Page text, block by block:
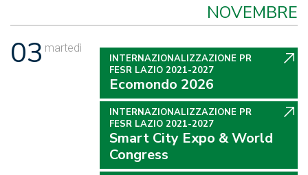
NOVEMBRE
03 martedì
INTERNAZIONALIZZAZIONE PR
FESR LAZIO 2021-2027
Ecomondo 2026
INTERNAZIONALIZZAZIONE PR
FESR LAZIO 2021-2027
Smart City Expo & World
Congress